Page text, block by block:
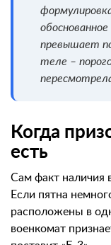
превышает
теле –
Когда
есть
Сам факт наличия
Если пятна
расположены в
военкомат